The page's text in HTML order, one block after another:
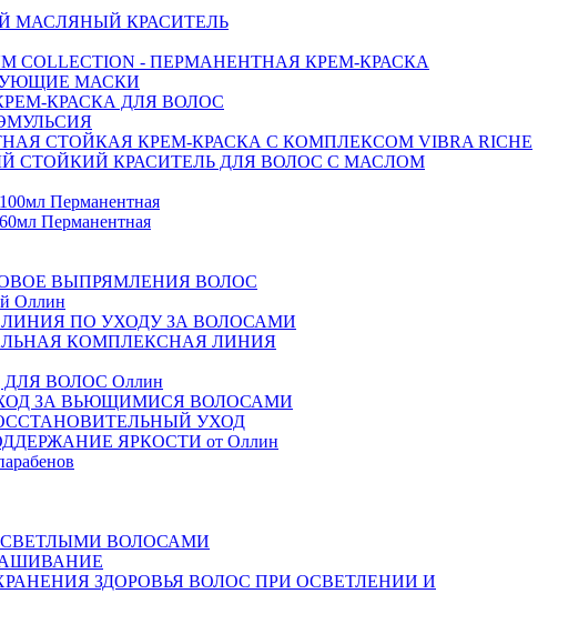
МАСЛЯНЫЙ КРАСИТЕЛЬ
COLLECTION - ПЕРМАНЕНТНАЯ КРЕМ-КРАСКА
МАСКИ
КРАСКА ДЛЯ ВОЛОС
СТОЙКАЯ КРЕМ-КРАСКА С КОМПЛЕКСОМ VIBRA RICHE
СТОЙКИЙ КРАСИТЕЛЬ ДЛЯ ВОЛОС С МАСЛОМ
Перманентная
Перманентная
ВЫПРЯМЛЕНИЯ ВОЛОС
Оллин
ЛИНИЯ ПО УХОДУ ЗА ВОЛОСАМИ
КОМПЛЕКСНАЯ ЛИНИЯ
ДЛЯ ВОЛОС Оллин
УХОД ЗА ВЬЮЩИМИСЯ ВОЛОСАМИ
УХОД
ЯРКОСТИ от Оллин
СВЕТЛЫМИ ВОЛОСАМИ
ЗДОРОВЬЯ ВОЛОС ПРИ ОСВЕТЛЕНИИ И